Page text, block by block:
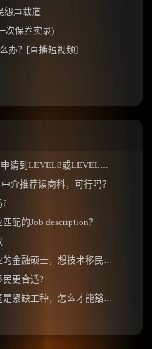
怨声载道
次保养实录)
办？[直播短视频]
LEVEL8或LEVEL9的课程？
介推荐读商科，可行吗？
?
配的Job description？
想技术移民新西兰需要做什么？
更合适?
，怎么才能豁免雅思拿到绿卡？